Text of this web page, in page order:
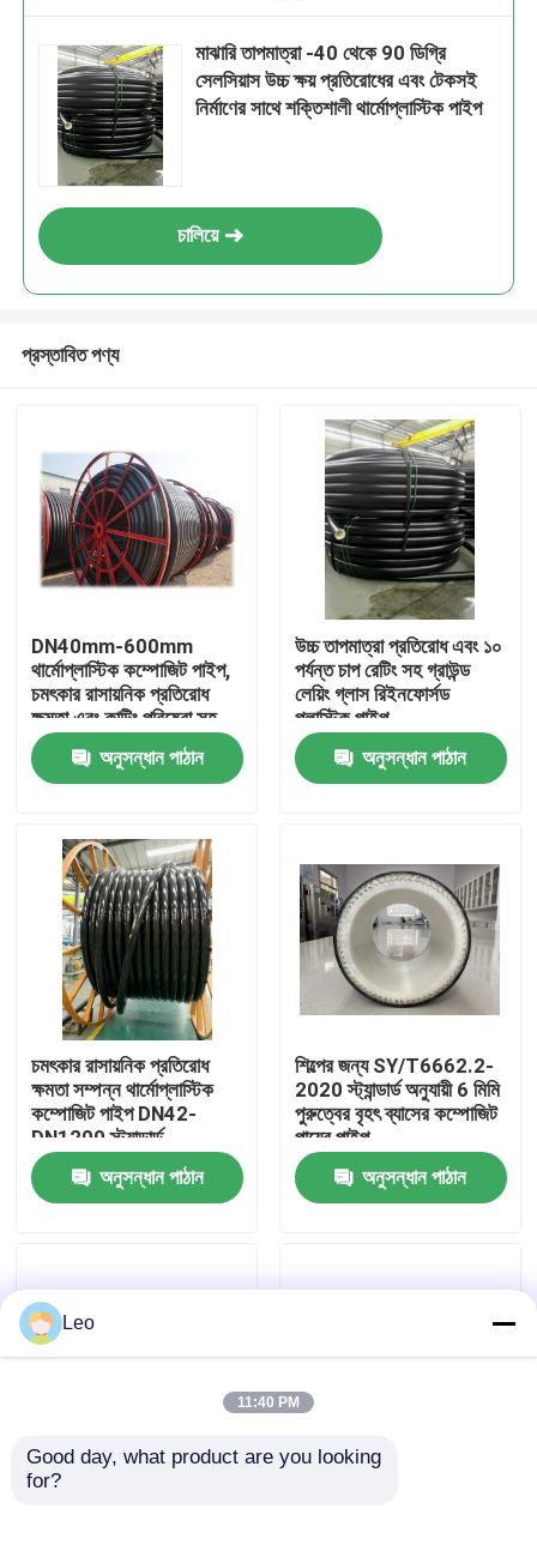
বাড়ি
পণ্য
VR প্রদর্শন
আমাদের সম্পর্কে
কারখানা ভ্রমণ
আমাদের সাথে যোগাযোগ করুন
উদ্ধৃতির জন্য আবেদন
মাঝারি তাপমাত্রা -40 থেকে 90 ডিগ্রি
সেলসিয়াস উচ্চ ক্ষয় প্রতিরোধের এবং টেকসই
নির্মাণের সাথে শক্তিশালী থার্মোপ্লাস্টিক পাইপ
চালিয়ে
প্রস্তাবিত পণ্য
DN40mm-600mm
থার্মোপ্লাস্টিক কম্পোজিট পাইপ,
চমৎকার রাসায়নিক প্রতিরোধ
ক্ষমতা এবং কাটিং পরিষেবা সহ
অনুসন্ধান পাঠান
উচ্চ তাপমাত্রা প্রতিরোধ এবং ১০
পর্যন্ত চাপ রেটিং সহ গ্রাউন্ড
লেয়িং গ্লাস রিইনফোর্সড
প্লাস্টিক পাইপ
অনুসন্ধান পাঠান
চমৎকার রাসায়নিক প্রতিরোধ
ক্ষমতা সম্পন্ন থার্মোপ্লাস্টিক
কম্পোজিট পাইপ DN42-
DN1200 স্ট্যান্ডার্ড
SY/T6662.2-2020 (১৪০
অক্ষরের মধ্যে)অনুসন্ধান পাঠান
শিল্পের জন্য SY/T6662.2-
2020 স্ট্যান্ডার্ড অনুযায়ী 6 মিমি
পুরুত্বের বৃহৎ ব্যাসের কম্পোজিট
পায়ের পাইপ
অনুসন্ধান পাঠান
উচ্চ চাপ RTP থার্মোপ্লাস্টিক
Leo
11:40 PM
Good day, what product are you looking
for?